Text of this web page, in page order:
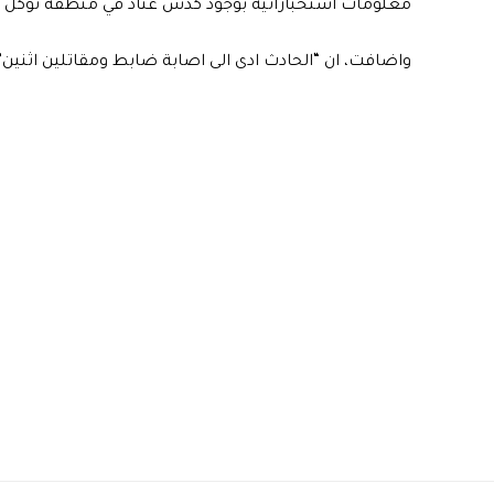
معلومات استخباراتية بوجود كدس عتاد في منطقة توكل
واضافت، ان “الحادث ادى الى اصابة ضابط ومقاتلين